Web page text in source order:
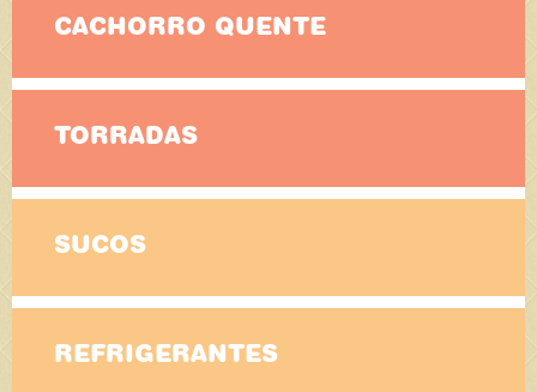
CACHORRO QUENTE
TORRADAS
SUCOS
REFRIGERANTES